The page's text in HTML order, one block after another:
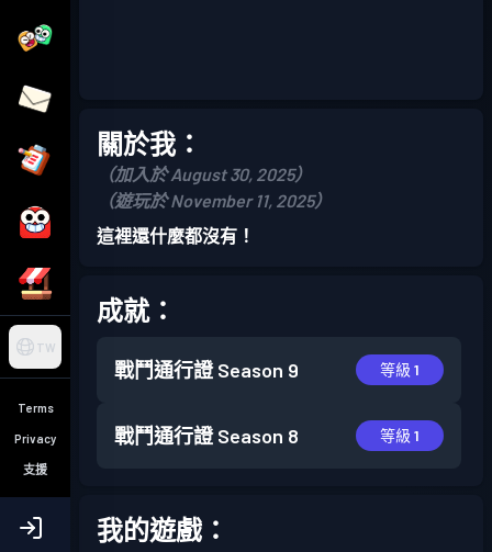
TW
Terms
Privacy
支援
關於我：
（加入於 August 30, 2025）
（遊玩於 November 11, 2025）
這裡還什麼都沒有！
成就：
戰鬥通行證 Season 9 等級 1
戰鬥通行證 Season 8 等級 1
我的遊戲：